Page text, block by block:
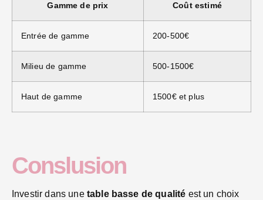
Gamme de prix Coût estimé
Entrée de gamme 200-500€
Milieu de gamme 500-1500€
Haut de gamme 1500€ et plus
Conslusion
Investir dans une table basse de qualité est un choix